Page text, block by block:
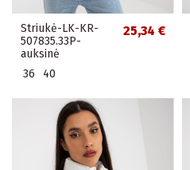
Striukė-LK-KR-
507835.33P-
auksinė
25,34 €
36 40